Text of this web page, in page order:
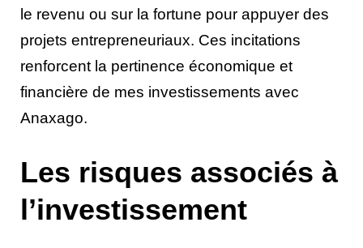
le revenu ou sur la fortune pour appuyer des
projets entrepreneuriaux. Ces incitations
renforcent la pertinence économique et
financière de mes investissements avec
Anaxago.
Les risques associés à
l’investissement